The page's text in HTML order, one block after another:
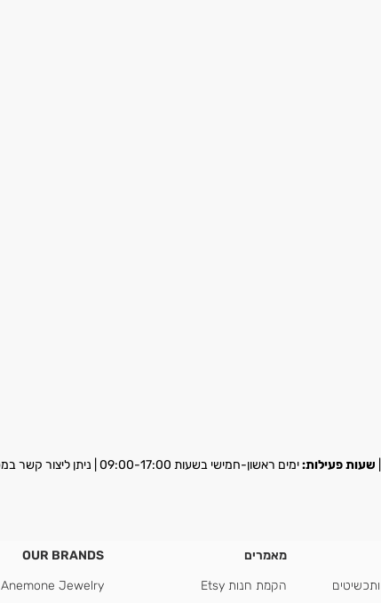
שעות פעילות:ימים ראשון-חמישי בשעות 09:00-17:00 | ניתן ליצור קשר במספר
מאמרים
הקמת חנות Etsy
OUR BRANDS
Anemone Jewelry